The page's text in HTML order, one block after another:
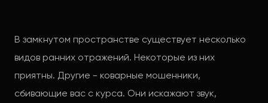
В замкнутом пространстве существует несколько
видов ранних отражений. Некоторые из них
приятны. Другие - коварные мошенники,
сбивающие вас с курса. Они искажают звук,